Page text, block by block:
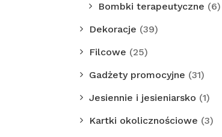
Bombki terapeutyczne (6)
Dekoracje (39)
Filcowe (25)
Gadżety promocyjne (31)
Jesiennie i jesieniarsko (1)
Kartki okolicznościowe (3)